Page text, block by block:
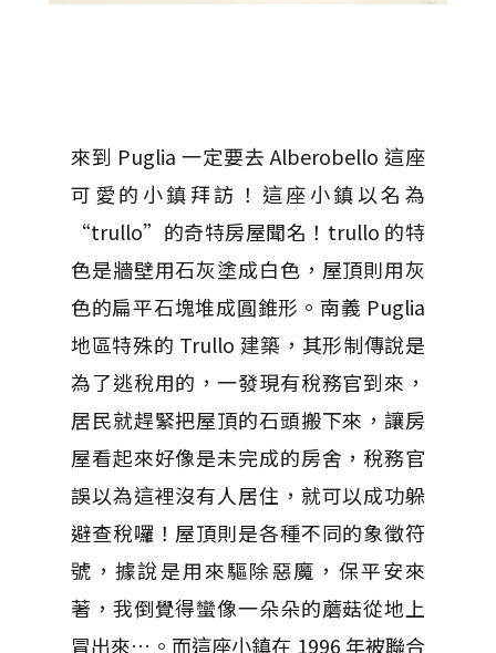
來到 Puglia 一定要去 Alberobello 這座
可愛的小鎮拜訪！這座小鎮以名為
“trullo”的奇特房屋聞名！trullo 的特
色是牆壁用石灰塗成白色，屋頂則用灰
色的扁平石塊堆成圓錐形。南義 Puglia
地區特殊的 Trullo 建築，其形制傳說是
為了逃稅用的，一發現有稅務官到來，
居民就趕緊把屋頂的石頭搬下來，讓房
屋看起來好像是未完成的房舍，稅務官
誤以為這裡沒有人居住，就可以成功躲
避查稅囉！屋頂則是各種不同的象徵符
號，據說是用來驅除惡魔，保平安來
著，我倒覺得蠻像一朵朵的蘑菇從地上
冒出來…。而這座小鎮在 1996 年被聯合